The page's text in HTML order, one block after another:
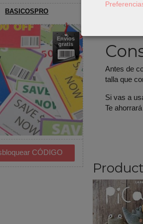
BASICOSPRO
Envíos
gratis
Antes de
talla que
Si vas a
Te